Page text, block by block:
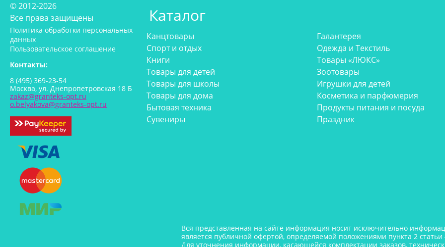
© 2012-2026
Все права защищены
Политика обработки персональных
данных
Пользовательское соглашение
Контакты:
8 (495) 369-23-54
Москва, ул. Днепропетровская 18 Б
zakaz@granteks-opt.ru
o.belyakova@granteks-opt.ru
Каталог
Канцтовары
Спорт и отдых
Книги
Товары для детей
Товары для школы
Товары для дома
Бытовая техника
Сувениры
Галантерея
Одежда и Текстиль
Товары «ЛЮКС»
Зоотовары
Игрушки для детей
Косметика и парфюмерия
Продукты питания и посуда
Праздник
Вся представленная на сайте информация носит исключительно
является публичной офертой, определяемой положениями пункта 2
Для уточнения информации, касающейся комплектации заказов,